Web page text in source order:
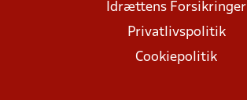
Idrættens Forsikringer
Privatlivspolitik
Cookiepolitik